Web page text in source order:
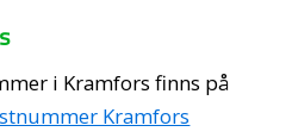
i Kramfors finns på
Kramfors